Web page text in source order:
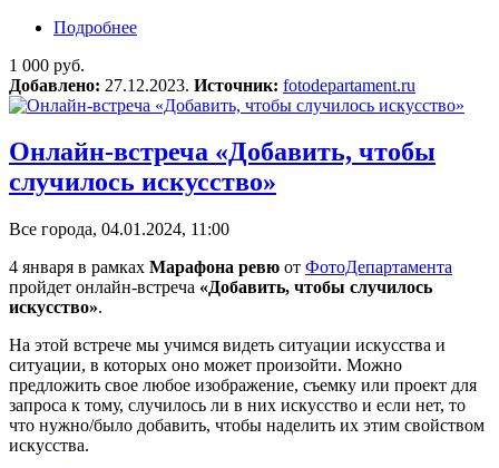
Подробнее
1 000 руб.
Добавлено: 27.12.2023. Источник: fotodepartament.ru
Онлайн-встреча «Добавить, чтобы
случилось искусство»
Все города, 04.01.2024, 11:00
4 января в рамках Марафона ревю от ФотоДепартамента
пройдет онлайн-встреча «Добавить, чтобы случилось
искусство».
На этой встрече мы учимся видеть ситуации искусства и
ситуации, в которых оно может произойти. Можно
предложить свое любое изображение, съемку или проект для
запроса к тому, случилось ли в них искусство и если нет, то
что нужно/было добавить, чтобы наделить их этим свойством
искусства.